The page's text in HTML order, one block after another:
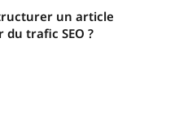
un article
trafic SEO ?